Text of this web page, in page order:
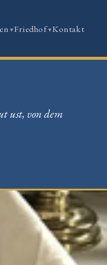
Friedhof Kontakt
ust, von dem